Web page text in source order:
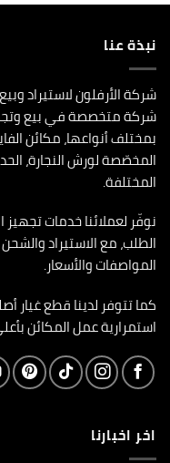
نبذة عنا
شركة الأرفلون لاستيراد
بمختلف أنواعها، مكائن
المخصّصة لورش النجارة،
المختلفة.
نوفّر لعملائنا خدمات
الطلب، مع الاستيراد
المواصفات والأسعار.
كما تتوفر لدينا قطع غيار
استمرارية عمل المكائن
اخر اخبارنا